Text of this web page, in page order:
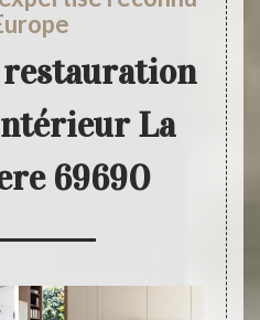
La
69690